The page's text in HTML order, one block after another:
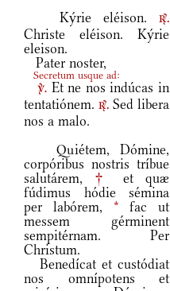
Kýrie eléison. r.
Christe eléison. Kýrie
eleison.
Pater noster,
Secretum usque ad:
v.Et ne nos indúcas in
tentatiónem. r. Sed libera
nos a malo.
Quiétem, Dómine,
corpóribus nostris tríbue
salutárem, †
et quæ
fúdimus hódie sémina
per labórem, * fac ut
messem gérminent
sempitérnam. Per
Christum.
Benedícat et custódiat
nos omnípotens et